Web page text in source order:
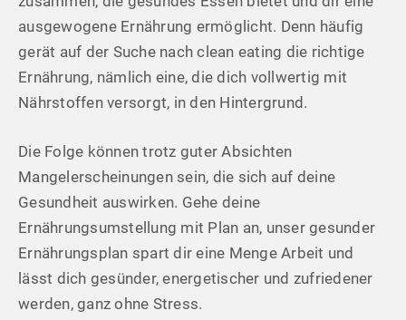
ausgewogene Ernährung ermöglicht. Denn häufig
gerät auf der Suche nach clean eating die richtige
Ernährung, nämlich eine, die dich vollwertig mit
Nährstoffen versorgt, in den Hintergrund.
Die Folge können trotz guter Absichten
Mangelerscheinungen sein, die sich auf deine
Gesundheit auswirken. Gehe deine
Ernährungsumstellung mit Plan an, unser gesunder
Ernährungsplan spart dir eine Menge Arbeit und
lässt dich gesünder, energetischer und zufriedener
werden, ganz ohne Stress.